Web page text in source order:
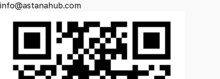
info@astanahub.com